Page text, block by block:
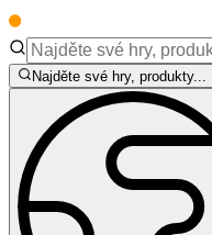
Najděte své hry, produkty...